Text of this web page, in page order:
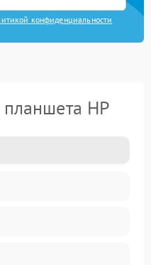
конфиденциальности
HP